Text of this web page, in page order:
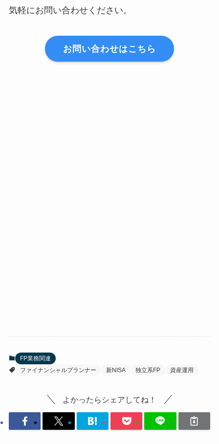
気軽にお問い合わせください。
お問い合わせはこちら
FP業務関連
ファイナンシャルプランナー
新NISA 独立系FP 資産運用
よかったらシェアしてね！